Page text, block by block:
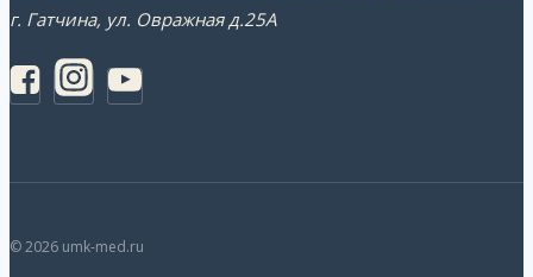
г. Гатчина, ул. Овражная д.25А
© 2026 umk-med.ru